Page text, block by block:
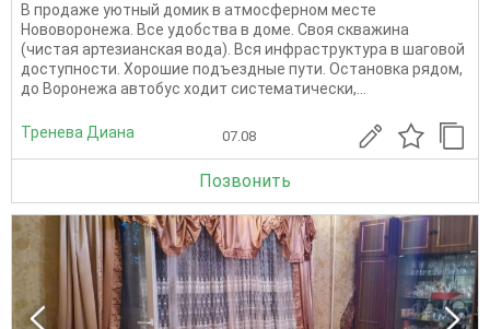
В продаже уютный домик в атмосферном месте
Нововоронежа. Все удобства в доме. Своя скважина
(чистая артезианская вода). Вся инфраструктура в шаговой
доступности. Хорошие подъездные пути. Остановка рядом,
до Воронежа автобус ходит систематически,...
Тренева Диана 07.08
Позвонить